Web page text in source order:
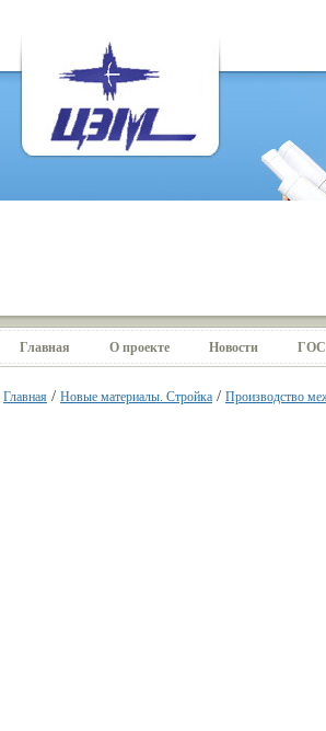
Главная О проекте Новости
Главная / Новые материалы. Стройка / Производство